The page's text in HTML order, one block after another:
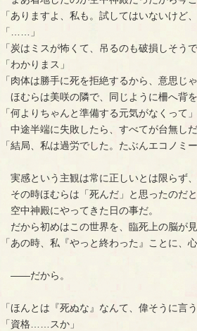
「ありますよ、私も。試してはいないけど
「……」
「炭はミスが怖くて、吊るのも破損しそう
「わかりまス」
「肉体は勝手に死を拒絶するから、意思じ
ほむらは美咲の隣で、同じように柵へ背を
「何よりちゃんと準備する元気がなくって」
中途半端に失敗したら、すべてが台無しだ
「結局、私は過労でした。たぶんエコノミ
実感という主観は常に正しいとは限らず
その時ほむらは「死んだ」と思ったのだと
空中神殿にやってきた日の事だ。
だから初めはこの世界を、臨死上の脳が
「あの時、私『やっと終わった』ことに、
――だから。
「ほんとは『死ぬな』なんて、偉そうに言
「資格……スか」